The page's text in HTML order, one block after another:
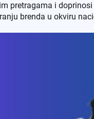
pretragama i
brenda u okviru